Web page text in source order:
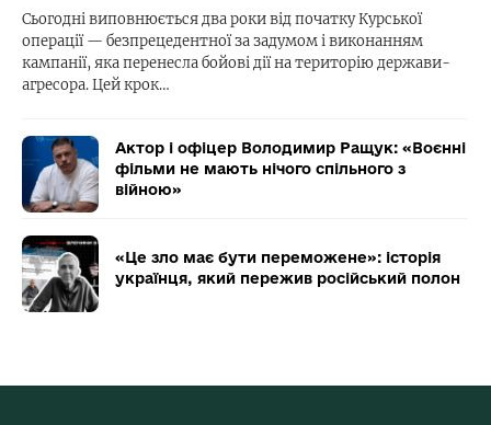
Сьогодні виповнюється два роки від початку Курської
операції — безпрецедентної за задумом і виконанням
кампанії, яка перенесла бойові дії на територію держави-
агресора. Цей крок…
Актор і офіцер Володимир Ращук: «Воєнні
фільми не мають нічого спільного з
війною»
«Це зло має бути переможене»: історія
українця, який пережив російський полон